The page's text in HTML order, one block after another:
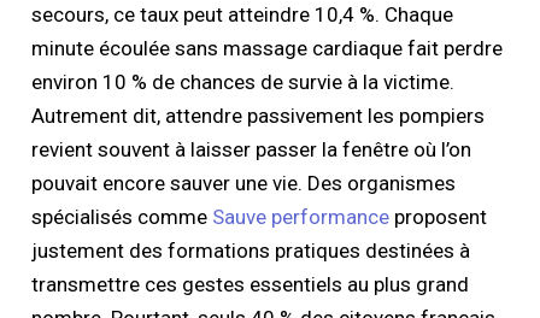
secours, ce taux peut atteindre 10,4 %. Chaque
minute écoulée sans massage cardiaque fait perdre
environ 10 % de chances de survie à la victime.
Autrement dit, attendre passivement les pompiers
revient souvent à laisser passer la fenêtre où l’on
pouvait encore sauver une vie. Des organismes
spécialisés comme Sauve performance proposent
justement des formations pratiques destinées à
transmettre ces gestes essentiels au plus grand